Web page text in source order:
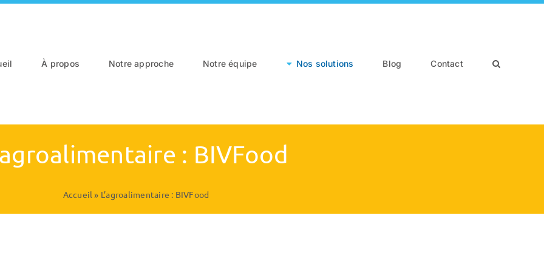
À propos Notre approche Notre équipe Nos solutions Blog Contact
: BIVFood
Accueil » L’agroalimentaire : BIVFood